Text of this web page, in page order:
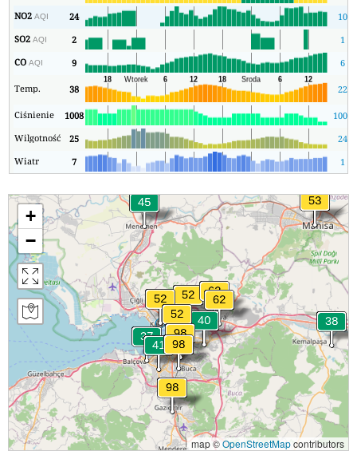
NO2AQI 24
10
SO2AQI 2
1
COAQI 9 6
Temp. 38 22
Ciśnienie 1008 1008
Wilgotność
25
24
Wiatr
7 1
+
−
map ©OpenStreetMapcontributors